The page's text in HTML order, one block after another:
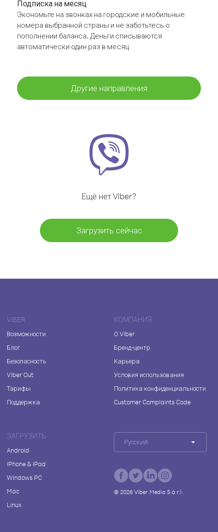
Подписка на месяц
Экономьте на звонках на городские и мобильные
номера выбранной страны и не заботьтесь о
пополнении баланса. Деньги списываются
автоматически один раз в месяц
Другие направления
Ещё нет Viber?
Загрузить сейчас
VIBER
Возможности
Блог
Безопасность
Viber Out
Тарифы
Поддержка
КОМПАНИЯ
О Viber
Бренд-центр
Карьера
Условия использования
Политика конфиденциальности
Customer Complaints Code
ЗАГРУЗИТЬ
Android
iPhone & iPad
Windows PC
Mac
Linux
Русский
© 2026Viber Media S.à r.l.